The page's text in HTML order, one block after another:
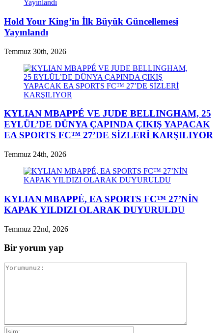
Hold Your King’in İlk Büyük Güncellemesi
Yayınlandı
Temmuz 30th, 2026
KYLIAN MBAPPÉ VE JUDE BELLINGHAM, 25
EYLÜL’DE DÜNYA ÇAPINDA ÇIKIŞ YAPACAK
EA SPORTS FC™ 27’DE SİZLERİ KARŞILIYOR
Temmuz 24th, 2026
KYLIAN MBAPPÉ, EA SPORTS FC™ 27’NİN
KAPAK YILDIZI OLARAK DUYURULDU
Temmuz 22nd, 2026
Bir yorum yap